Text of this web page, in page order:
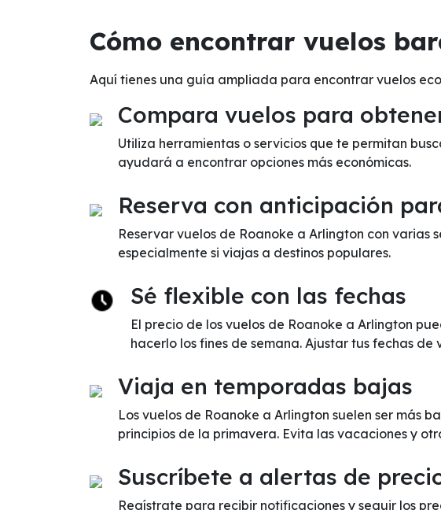
Cómo encontrar vuelos
Aquí tienes una guía ampliada para encontrar vuelos
Compara vuelos para
Utiliza herramientas o servicios que te permitan
ayudará a encontrar opciones más económicas.
Reserva con anticipación
Reservar vuelos de Roanoke a Arlington con
especialmente si viajas a destinos populares.
Sé flexible con las fechas
El precio de los vuelos de Roanoke a Arlington
hacerlo los fines de semana. Ajustar tus fechas
Viaja en temporadas bajas
Los vuelos de Roanoke a Arlington suelen ser más
principios de la primavera. Evita las vacaciones y
Suscríbete a alertas de
Regístrate para recibir notificaciones y seguir los